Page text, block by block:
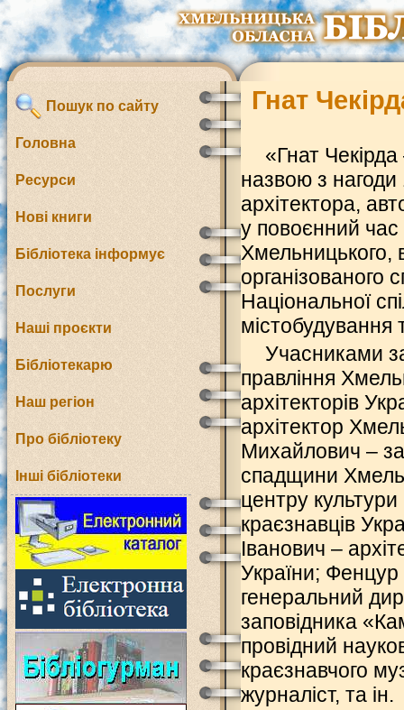
Пошук по сайту
Головна
Ресурси
Нові книги
Бібліотека інформує
Послуги
Наші проєкти
Бібліотекарю
Наш регіон
Про бібліотеку
Інші бібліотеки
Гнат
«Гнат
назвою з нагоди
архітектора,
у повоєнний час
Хмельницького,
організованого
Національної
містобудування
Учасниками
правління
архітекторів
архітектор
Михайлович –
спадщини
центру
краєзнавців
Іванович –
України;
генеральний
заповідника
провідний
краєзнавчого
журналіст, та ін.